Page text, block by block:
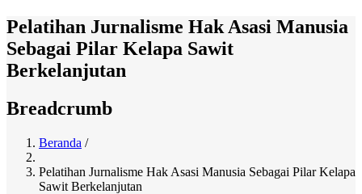
Pelatihan Jurnalisme Hak Asasi Manusia
Sebagai Pilar Kelapa Sawit
Berkelanjutan
Breadcrumb
Beranda /
Pelatihan Jurnalisme Hak Asasi Manusia Sebagai Pilar Kelapa
Sawit Berkelanjutan